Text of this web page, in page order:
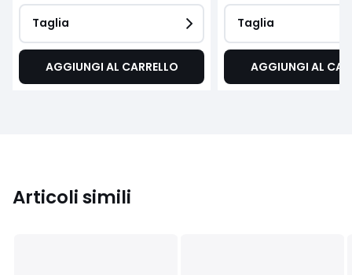
Taglia
AGGIUNGI AL CARRELLO
Taglia
AGGIUNGI AL
Articoli simili